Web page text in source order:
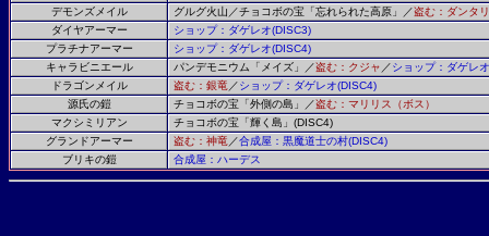
デモンズメイル グルグ火山／チョコボの宝「忘れられた高原」／盗む：ダンタ
ダイヤアーマー
ショップ：ダゲレオ(DISC3)
プラチナアーマー
ショップ：ダゲレオ(DISC4)
キャラビニエール
パンデモニウム「メイズ」／盗む：クジャ ／ショップ：ダゲレオ
ドラゴンメイル
盗む：銀竜 ／ショップ：ダゲレオ(DISC4)
源氏の鎧
チョコボの宝「外側の島」／盗む：マリリス（ボス）
マクシミリアン
チョコボの宝「輝く島」 (DISC4)
グランドアーマー
盗む：神竜 ／合成屋：黒魔道士の村(DISC4)
ブリキの鎧
合成屋：ハーデス